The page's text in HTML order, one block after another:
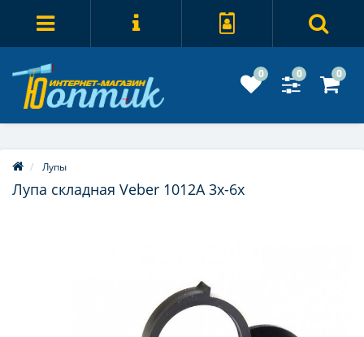
0 0 0
Лупы
Лупа складная Veber 1012А 3x-6x